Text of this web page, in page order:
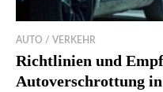
AUTO / VERKEHR
Richtlinien und
Autoverschrottung